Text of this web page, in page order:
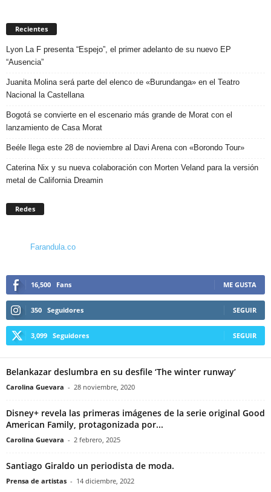
Recientes
Lyon La F presenta “Espejo”, el primer adelanto de su nuevo EP
“Ausencia”
Juanita Molina será parte del elenco de «Burundanga» en el Teatro
Nacional la Castellana
Bogotá se convierte en el escenario más grande de Morat con el
lanzamiento de Casa Morat
Beéle llega este 28 de noviembre al Davi Arena con «Borondo Tour»
Caterina Nix y su nueva colaboración con Morten Veland para la versión
metal de California Dreamin
Redes
Farandula.co
16,500 Fans ME GUSTA
350 Seguidores SEGUIR
3,099 Seguidores SEGUIR
Belankazar deslumbra en su desfile ‘The winter runway’
Carolina Guevara - 28 noviembre, 2020
Disney+ revela las primeras imágenes de la serie original Good
American Family, protagonizada por...
Carolina Guevara - 2 febrero, 2025
Santiago Giraldo un periodista de moda.
Prensa de artistas - 14 diciembre, 2022